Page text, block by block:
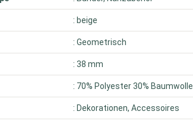
: beige
: Geometrisch
: 38 mm
: 70% Polyester 30% Baumwolle
: Dekorationen, Accessoires